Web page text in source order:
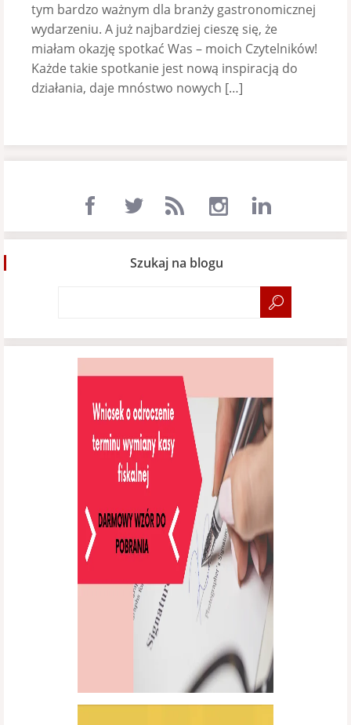
tym bardzo ważnym dla branży gastronomicznej
wydarzeniu. A już najbardziej cieszę się, że
miałam okazję spotkać Was – moich Czytelników!
Każde takie spotkanie jest nową inspiracją do
działania, daje mnóstwo nowych […]
Szukaj na blogu